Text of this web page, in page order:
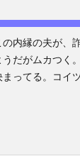
内縁の夫が、
だがムカつく
ってる。コイ